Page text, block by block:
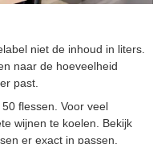
niet de inhoud in liters.
naar de hoeveelheid
past.
flessen. Voor veel
wijnen te koelen. Bekijk
er exact in passen.